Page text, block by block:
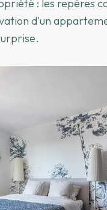
: les repères
d'un